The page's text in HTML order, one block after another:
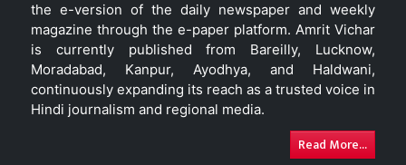
the e-version of the daily newspaper and weekly
magazine through the e-paper platform. Amrit Vichar
is currently published from Bareilly, Lucknow,
Moradabad, Kanpur, Ayodhya, and Haldwani,
continuously expanding its reach as a trusted voice in
Hindi journalism and regional media.
Read More...